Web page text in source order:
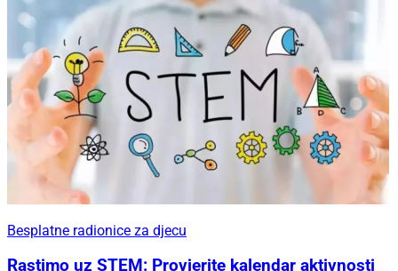
Besplatne radionice za djecu
Rastimo uz STEM: Provjerite kalendar aktivnosti